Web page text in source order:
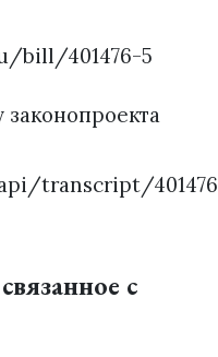
bill/401476-5
transcript/
с